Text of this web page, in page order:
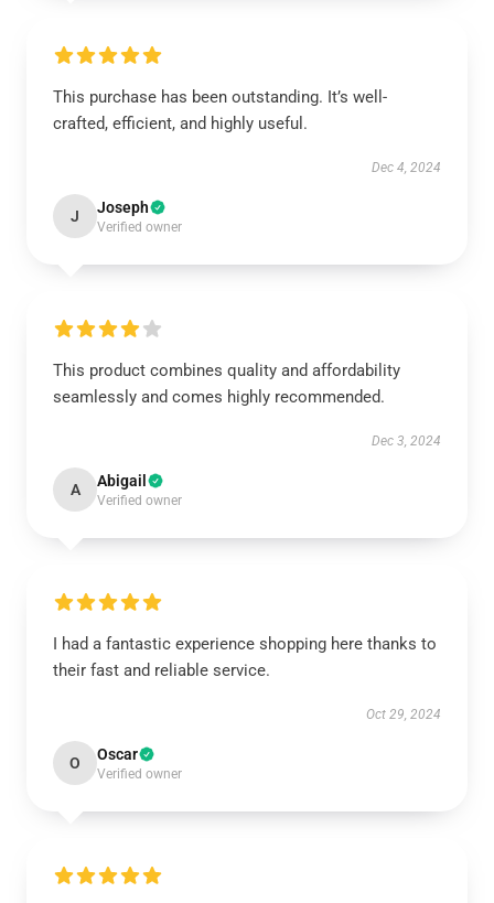
This purchase has been outstanding. It’s well-
crafted, efficient, and highly useful.
Dec 4, 2024
J Joseph
Verified owner
This product combines quality and affordability
seamlessly and comes highly recommended.
Dec 3, 2024
A Abigail
Verified owner
I had a fantastic experience shopping here thanks to
their fast and reliable service.
Oct 29, 2024
O Oscar
Verified owner